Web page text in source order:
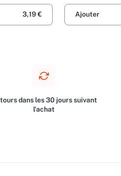
3,19 € Ajouter
dans les 30 jours suivant
l'achat